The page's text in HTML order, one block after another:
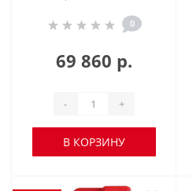
0
69 860 р.
- +
В КОРЗИНУ